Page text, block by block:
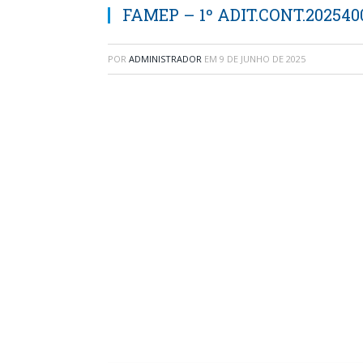
FAMEP – 1º
POR ADMINISTRADOR EM 9 DE JUNHO DE 2025